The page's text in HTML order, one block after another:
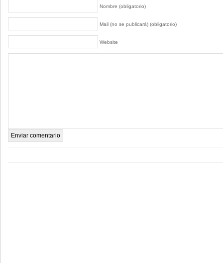
Nombre (obligatorio)
Mail (no se publicará) (obligatorio)
Website